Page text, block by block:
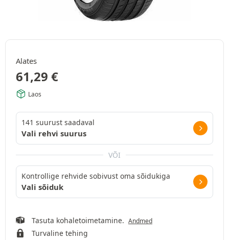
Alates
61,29 €
Laos
141 suurust saadaval
Vali rehvi suurus
VÕI
Kontrollige rehvide sobivust oma sõidukiga
Vali sõiduk
Tasuta kohaletoimetamine. Andmed
Turvaline tehing